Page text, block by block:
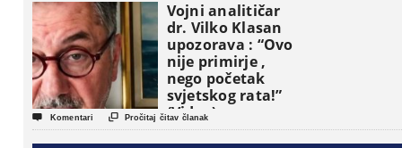
Vojni analitičar
dr. Vilko Klasan
upozorava : “Ovo
nije primirje ,
nego početak
svjetskog rata!”
(Video)
 Komentari  Pročitaj čitav članak